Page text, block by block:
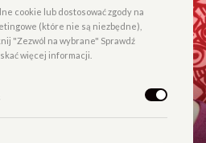
cookie lub dostosować zgody na
(które nie są niezbędne),
"Zezwól na wybrane" Sprawdź
więcej informacji.